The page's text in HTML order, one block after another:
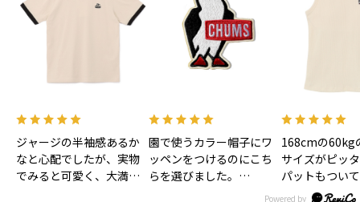
ジャージの半袖感あるか
なと心配でしたが、実物
でみると可愛く、大満足
園で使うカラー帽子にワ
ッペンをつけるのにこち
らを選びました。
大きすぎずとっても可愛
168cmの60kg
サイズがピッ
パットもつい
お風呂上がり